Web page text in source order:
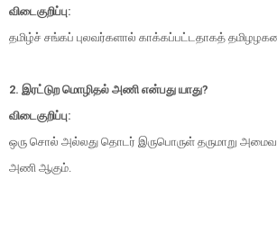
விடைகுறிப்பு:
தமிழ்ச் சங்கப் புலவர்களால் காக்கப்பட்டதாகத்
2. இரட்டுற மொழிதல் அணி என்பது யாது?
விடைகுறிப்பு:
ஒரு சொல் அல்லது தொடர் இருபொருள் தருமாறு
அணி ஆகும்.